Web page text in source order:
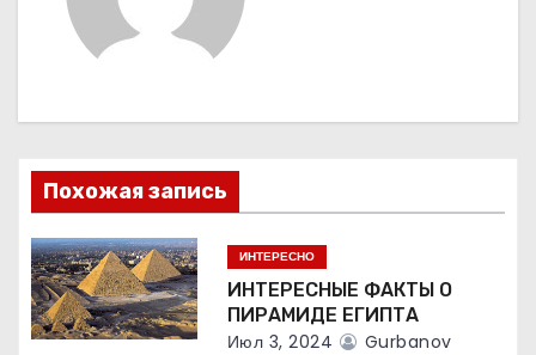
я
п
о
з
а
Похожая запись
ИНТЕРЕСНО
ИНТЕРЕСНЫЕ ФАКТЫ О
ПИРАМИДЕ ЕГИПТА
Июл 3, 2024 Gurbanov